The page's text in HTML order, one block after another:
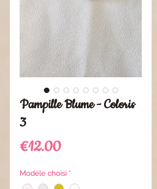
Pampille Blume - Coloris
3
€12.00Price
Modèle choisi *